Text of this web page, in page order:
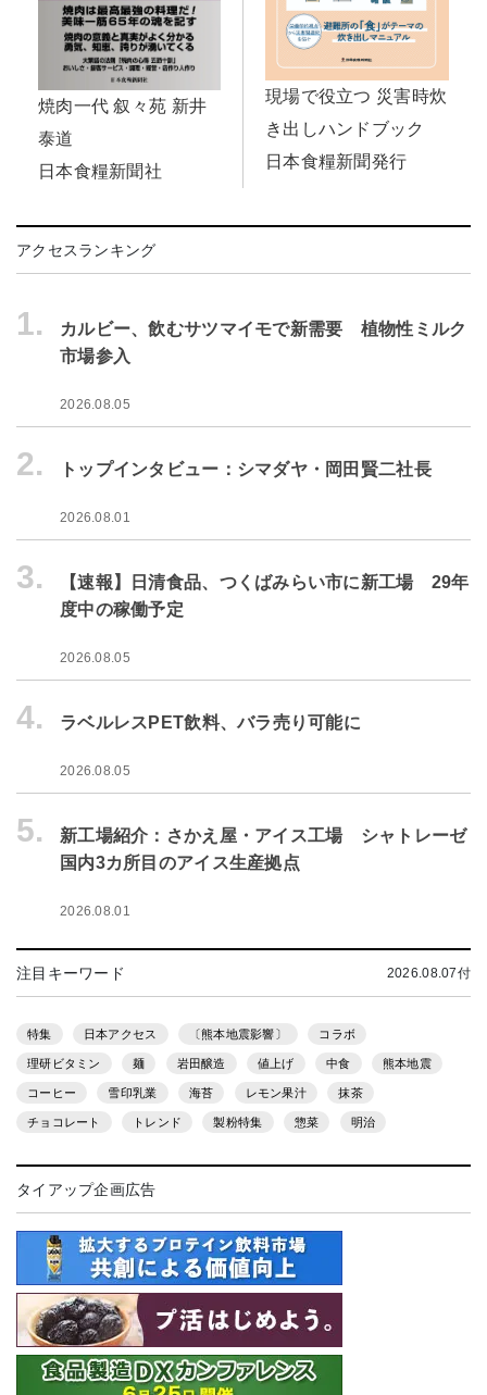
焼肉一代 叙々苑 新井
泰道
日本食糧新聞社
現場で役立つ 災害時炊
き出しハンドブック
日本食糧新聞発行
アクセスランキング
1.
カルビー、飲むサツマイモで新需要 植物性ミルク
市場参入
2026.08.05
2. トップインタビュー：シマダヤ・岡田賢二社長
2026.08.01
3.
【速報】日清食品、つくばみらい市に新工場 29年
度中の稼働予定
2026.08.05
4. ラベルレスPET飲料、バラ売り可能に
2026.08.05
5.
新工場紹介：さかえ屋・アイス工場 シャトレーゼ
国内3カ所目のアイス生産拠点
2026.08.01
注目キーワード 2026.08.07付
特集 日本アクセス 〔熊本地震影響〕 コラボ
理研ビタミン 麺 岩田醸造 値上げ 中食 熊本地震
コーヒー 雪印乳業 海苔 レモン果汁 抹茶
チョコレート トレンド 製粉特集 惣菜 明治
タイアップ企画広告